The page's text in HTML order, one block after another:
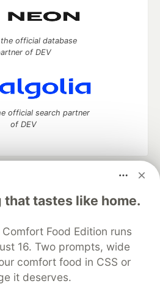
tastes like home.
Food Edition runs
16. Two prompts, wide
comfort food in CSS or
it deserves.
official database
of DEV
official search partner
of DEV
to discuss and keep up software
your software career
DEV++
Videos
DEV Showcase About
Contact
DEV Shop
MLH
Privacy Policy
Terms of Use
source
communities.